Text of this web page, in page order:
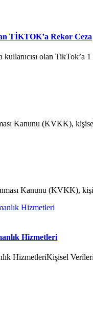
TİKTOK’a Rekor Ceza
olan TikTok’a
Kanunu (KVKK),
Kanunu (KVKK),
Hizmetleri
HizmetleriKişisel